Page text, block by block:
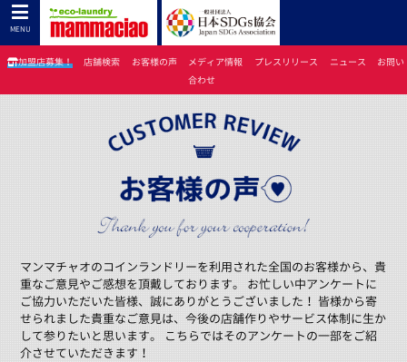
お客様の声コインランドリーのマン
マチャオ(旧チャオネット)
MENU
加盟店募集！ 店舗検索 お客様の声 メディア情報 プレスリリース ニュース
お問い
合わせ
> お客様の声
マンマチャオのコインランドリーを利用された全国のお客様から、貴
重なご意見やご感想を頂戴しております。 お忙しい中アンケートに
ご協力いただいた皆様、誠にありがとうございました！ 皆様から寄
せられました貴重なご意見は、今後の店舗作りやサービス体制に生か
して参りたいと思います。 こちらではそのアンケートの一部をご紹
介させていただきます！